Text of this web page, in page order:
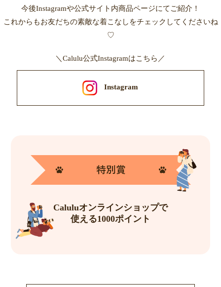
今後Instagramや公式サイト内商品ページにてご紹介！
これからもお友だちの素敵な着こなしをチェックしてくださいね
♡
＼Calulu公式Instagramはこちら／
Instagram
Caluluオンラインショップで
使える1000ポイント